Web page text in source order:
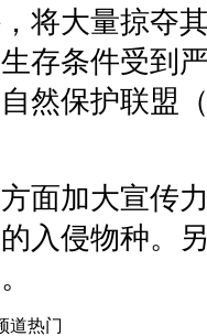
将大量掠夺
存条件受到
然保护联盟
加大宣传力
入侵物种。
道热门